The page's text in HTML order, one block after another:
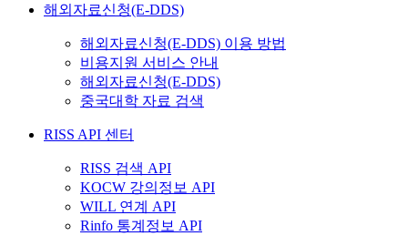
해외자료신청(E-DDS)
해외자료신청(E-DDS) 이용 방법
비용지원 서비스 안내
해외자료신청(E-DDS)
중국대학 자료 검색
RISS API 센터
RISS 검색 API
KOCW 강의정보 API
WILL 연계 API
Rinfo 통계정보 API